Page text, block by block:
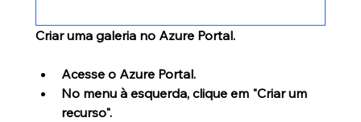
Criar uma galeria no Azure Portal.
Acesse o Azure Portal.
No menu à esquerda, clique em "Criar um
recurso".